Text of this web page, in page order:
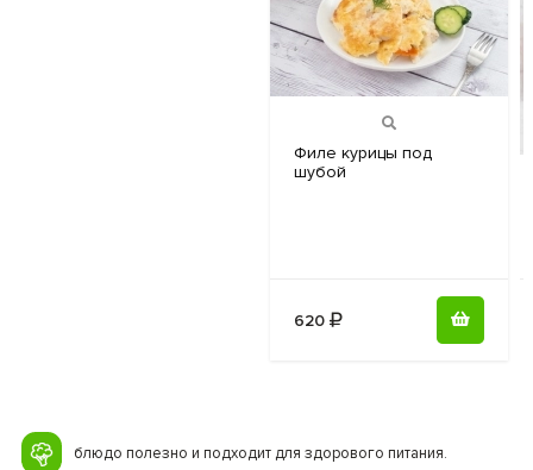
Филе курицы под
шубой
620
блюдо полезно и подходит для здорового питания.